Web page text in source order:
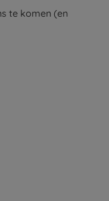
te komen (en